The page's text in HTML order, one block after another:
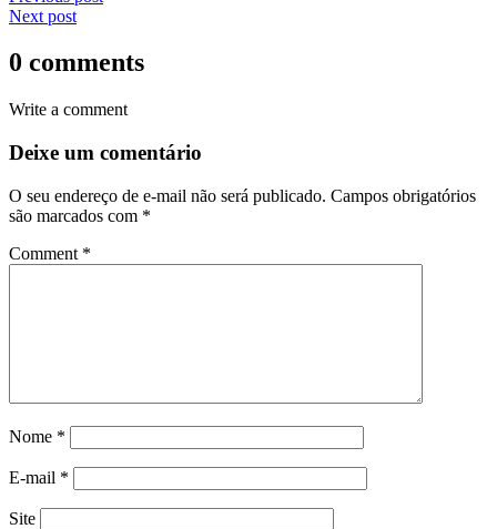
Next post
0 comments
Write a comment
Deixe um comentário
O seu endereço de e-mail não será publicado. Campos obrigatórios
são marcados com *
Comment *
Nome *
E-mail *
Site